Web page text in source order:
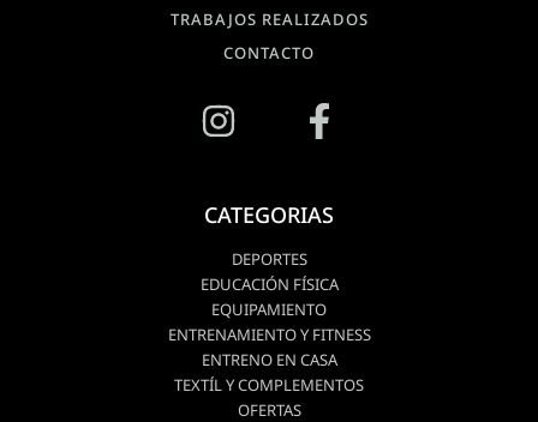
TRABAJOS REALIZADOS
CONTACTO
CATEGORIAS
DEPORTES
EDUCACIÓN FÍSICA
EQUIPAMIENTO
ENTRENAMIENTO Y FITNESS
ENTRENO EN CASA
TEXTÍL Y COMPLEMENTOS
OFERTAS